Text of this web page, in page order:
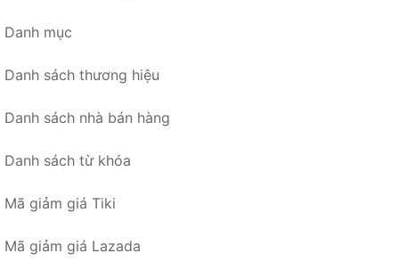
Danh mục
Danh sách thương hiệu
Danh sách nhà bán hàng
Danh sách từ khóa
Mã giảm giá Tiki
Mã giảm giá Lazada